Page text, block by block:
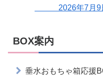
2026年7月9日(
BOX案内
垂水おもちゃ箱応援